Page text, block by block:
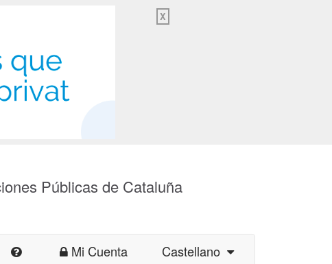
X
Públicas de Cataluña
Mi Cuenta Castellano